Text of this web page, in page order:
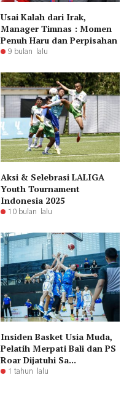
Usai Kalah dari Irak,
Manager Timnas : Momen
Penuh Haru dan Perpisahan
9 bulan lalu
Aksi & Selebrasi LALIGA
Youth Tournament
Indonesia 2025
10 bulan lalu
Insiden Basket Usia Muda,
Pelatih Merpati Bali dan PS
Roar Dijatuhi Sa...
1 tahun lalu